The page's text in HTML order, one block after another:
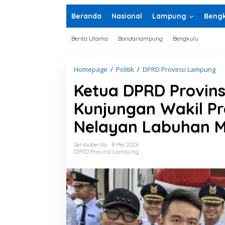
Beranda Nasional Lampung
Berita Utama Bandarlampung Bengkulu
Homepage / Politik / DPRD Provinsi Lampung
t
u
a
D
P
R
o
v
i
n
s
i
L
Ketua DPRD
Kunjungan Wakil
Nelayan Labuhan
Seribuberita
8 Mei 2026
DPRD Provinsi Lampung